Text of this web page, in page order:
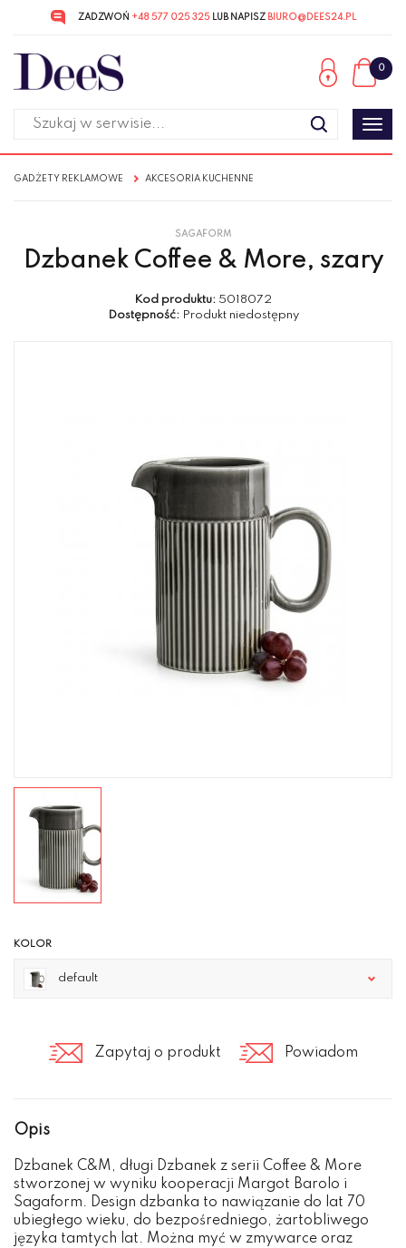
do menu
głównego
do
menu
w
ZADZWOŃ +48 577 025 325LUB NAPISZ BIURO@DEES24.PL
0
GADŻETY REKLAMOWE AKCESORIA KUCHENNE
SAGAFORM
Dzbanek Coffee & More, szary
Kod produktu: 5018072
Dostępność: Produkt niedostępny
KOLOR
default
Zapytaj o produkt Powiadom
Opis
Dzbanek C&M, długi Dzbanek z serii Coffee & More
stworzonej w wyniku kooperacji Margot Barolo i
Sagaform. Design dzbanka to nawiązanie do lat 70
ubiegłego wieku, do bezpośredniego, żartobliwego
języka tamtych lat. Można myć w zmywarce oraz